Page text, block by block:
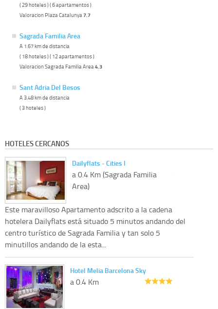
( 29 hoteles ) ( 6 apartamentos )
Valoracion Plaza Catalunya 7.7
Sagrada Familia Area
A 1.67 km de distancia
( 18 hoteles ) ( 12 apartamentos )
Valoracion Sagrada Familia Area 4.3
Sant Adria Del Besos
A 3.48 km de distancia
( 3 hoteles )
HOTELES CERCANOS
Dailyflats - Cities I
a 0.4 Km (Sagrada Familia
Area)
Este maravilloso Apartamento adscrito a la cadena
hotelera Dailyflats está situado 5 minutos andando del
centro turístico de Sagrada Familia y tan solo 5
minutillos andando de la esta...
Hotel Melia Barcelona Sky
a 0.4 Km